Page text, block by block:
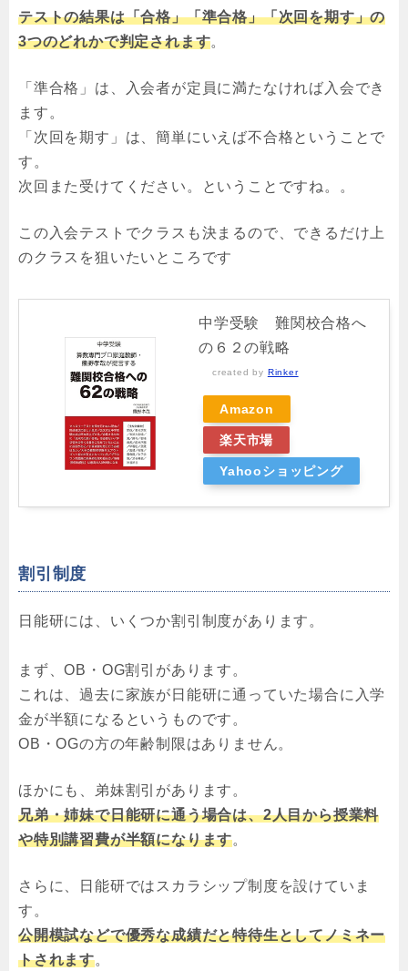
テストの結果は「合格」「準合格」「次回を期す」の
3つのどれかで判定されます。
「準合格」は、入会者が定員に満たなければ入会でき
ます。
「次回を期す」は、簡単にいえば不合格ということで
す。
次回また受けてください。ということですね。。
この入会テストでクラスも決まるので、できるだけ上
のクラスを狙いたいところです
中学受験 難関校合格へ
の６２の戦略
created by Rinker
Amazon
楽天市場
Yahooショッピング
割引制度
日能研には、いくつか割引制度があります。
まず、OB・OG割引があります。
これは、過去に家族が日能研に通っていた場合に入学
金が半額になるというものです。
OB・OGの方の年齢制限はありません。
ほかにも、弟妹割引があります。
兄弟・姉妹で日能研に通う場合は、2人目から授業料
や特別講習費が半額になります。
さらに、日能研ではスカラシップ制度を設けていま
す。
公開模試などで優秀な成績だと特待生としてノミネー
トされます。